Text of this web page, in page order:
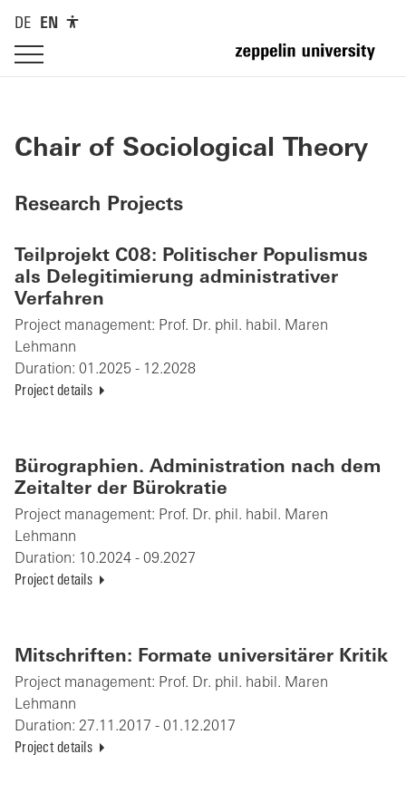
DE EN
Chair of Sociological Theory
Research Projects
Teilprojekt C08: Politischer Populismus
als Delegitimierung administrativer
Verfahren
Project management: Prof. Dr. phil. habil. Maren
Lehmann
Duration: 01.2025 - 12.2028
Project details
Bürographien. Administration nach dem
Zeitalter der Bürokratie
Project management: Prof. Dr. phil. habil. Maren
Lehmann
Duration: 10.2024 - 09.2027
Project details
Mitschriften: Formate universitärer Kritik
Project management: Prof. Dr. phil. habil. Maren
Lehmann
Duration: 27.11.2017 - 01.12.2017
Project details